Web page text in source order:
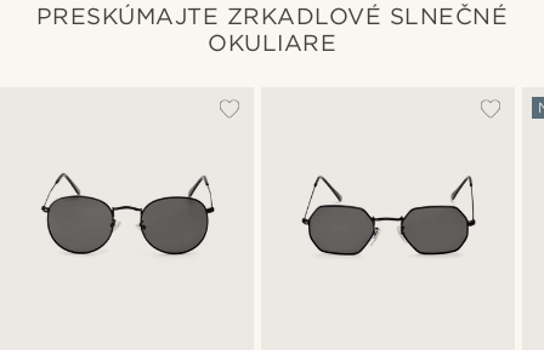
PRESKÚMAJTE ZRKADLOVÉ SLNEČNÉ
OKULIARE